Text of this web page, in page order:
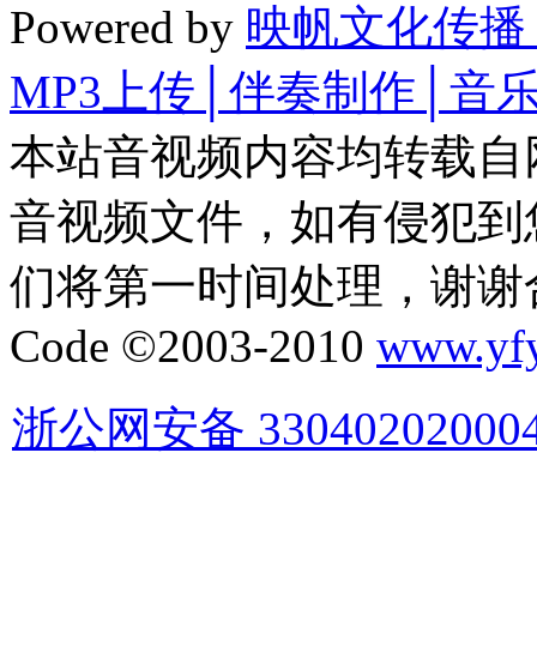
Powered by 映帆文化传
MP3上传│伴奏制作│音
本站音视频内容均转载
音视频文件，如有侵犯
们将第一时间处理，谢谢
Code ©2003-2010
浙公网安备